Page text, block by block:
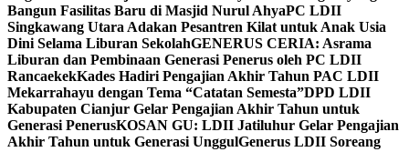
Bangun Fasilitas Baru di Masjid Nurul AhyaPC LDII
Singkawang Utara Adakan Pesantren Kilat untuk Anak Usia
Dini Selama Liburan SekolahGENERUS CERIA: Asrama
Liburan dan Pembinaan Generasi Penerus oleh PC LDII
RancaekekKades Hadiri Pengajian Akhir Tahun PAC LDII
Mekarrahayu dengan Tema “Catatan Semesta”DPD LDII
Kabupaten Cianjur Gelar Pengajian Akhir Tahun untuk
Generasi PenerusKOSAN GU: LDII Jatiluhur Gelar Pengajian
Akhir Tahun untuk Generasi UnggulGenerus LDII Soreang